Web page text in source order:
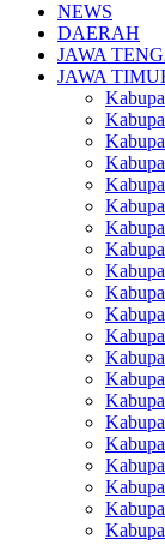
NEWS
DAERAH
JAWA
JAWA